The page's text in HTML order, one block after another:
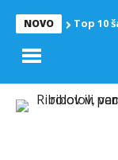
NOVO Top 10